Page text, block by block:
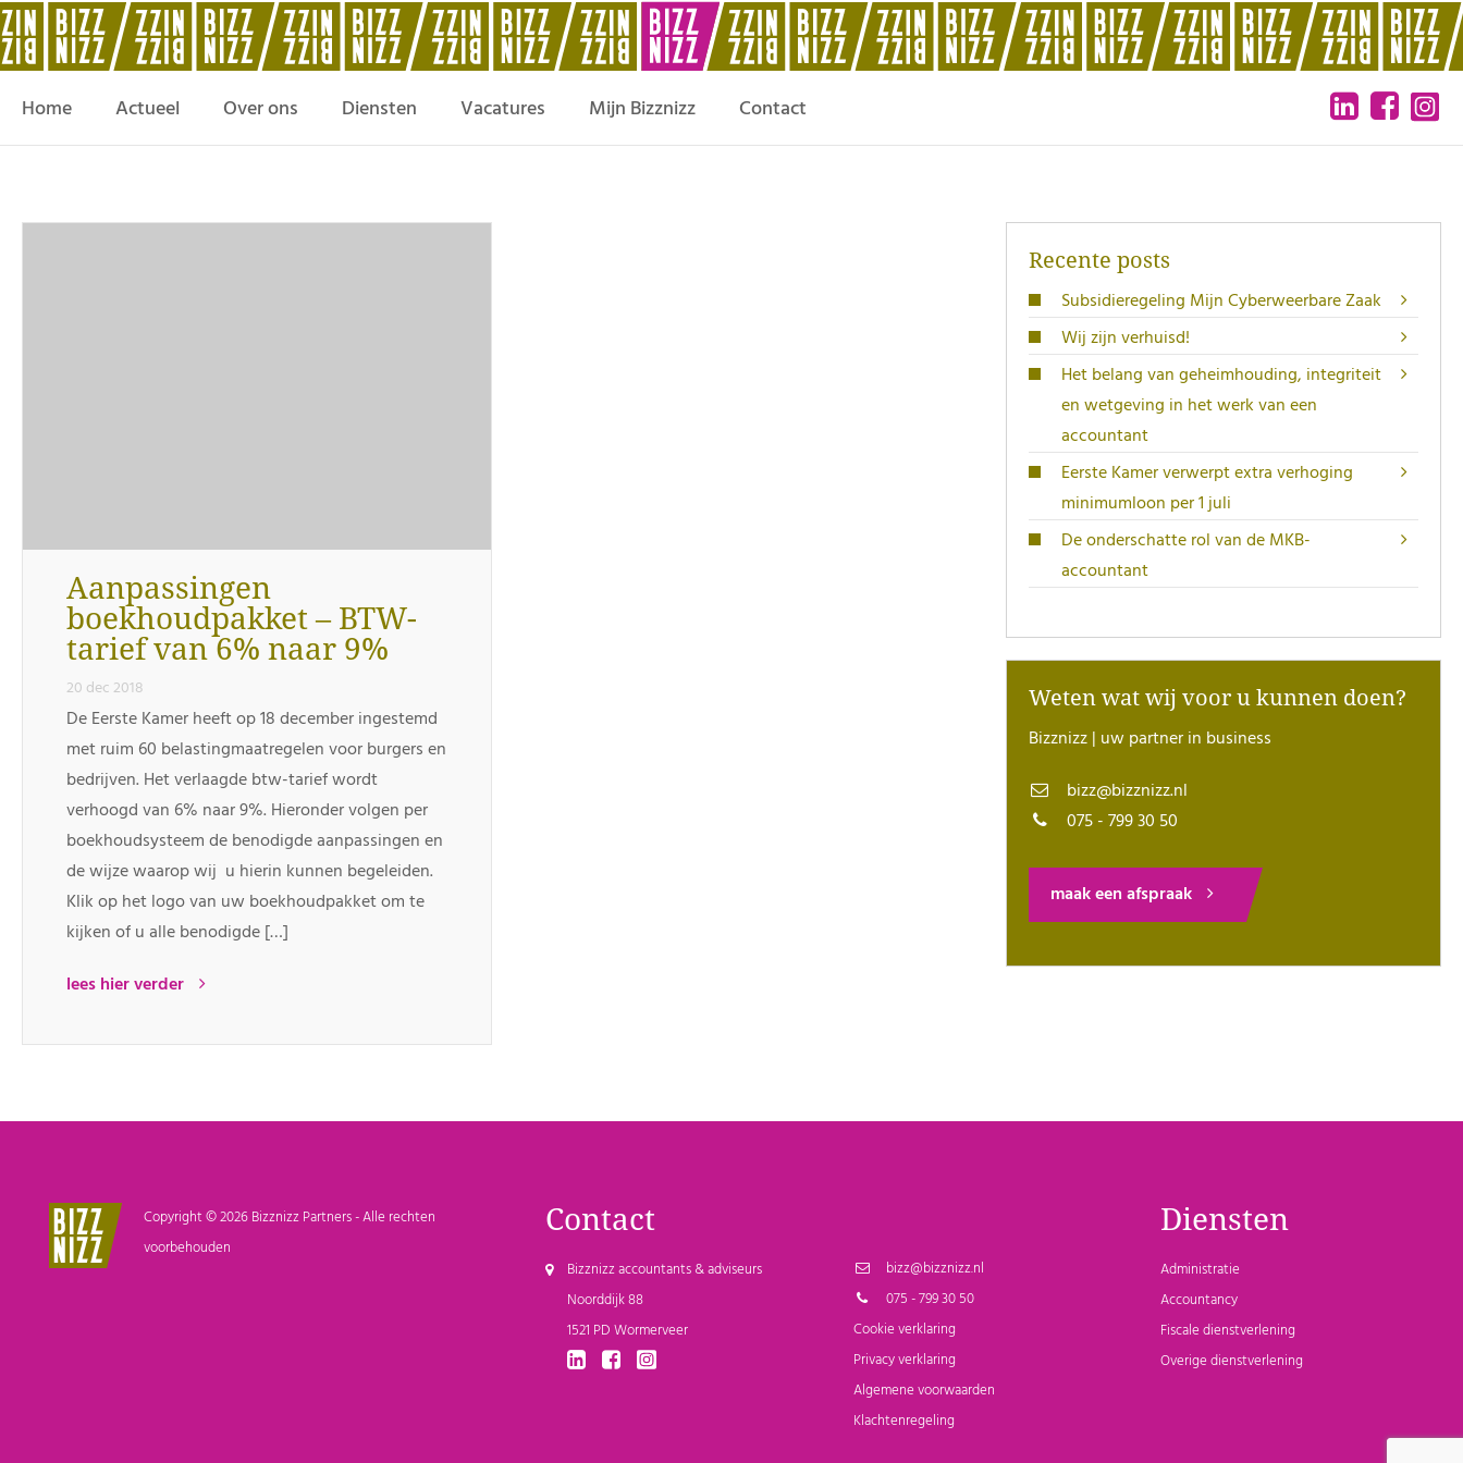
Home Actueel Over ons Diensten Vacatures Mijn Bizznizz Contact
Aanpassingen
boekhoudpakket – BTW-
tarief van 6% naar 9%
20 dec 2018
De Eerste Kamer heeft op 18 december ingestemd
met ruim 60 belastingmaatregelen voor burgers en
bedrijven. Het verlaagde btw-tarief wordt
verhoogd van 6% naar 9%. Hieronder volgen per
boekhoudsysteem de benodigde aanpassingen en
de wijze waarop wij u hierin kunnen begeleiden.
Klik op het logo van uw boekhoudpakket om te
kijken of u alle benodigde […]
lees hier verder
Recente posts
Subsidieregeling Mijn Cyberweerbare Zaak
Wij zijn verhuisd!
Het belang van geheimhouding, integriteit
en wetgeving in het werk van een
accountant
Eerste Kamer verwerpt extra verhoging
minimumloon per 1 juli
De onderschatte rol van de MKB-
accountant
Weten wat wij voor u kunnen doen?
Bizznizz | uw partner in business
bizz@bizznizz.nl
075 - 799 30 50
maak een afspraak
Copyright © 2026 Bizznizz Partners - Alle rechten
voorbehouden
Contact
Bizznizz accountants & adviseurs
Noorddijk 88
1521 PD Wormerveer
bizz@bizznizz.nl
075 - 799 30 50
Cookie verklaring
Privacy verklaring
Algemene voorwaarden
Klachtenregeling
Diensten
Administratie
Accountancy
Fiscale dienstverlening
Overige dienstverlening